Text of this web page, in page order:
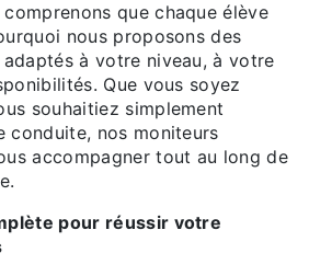
que chaque élève
nous proposons des
adaptés à votre niveau, à votre
Que vous soyez
souhaitiez simplement
conduite, nos moniteurs
accompagner tout au long de
pour réussir votre